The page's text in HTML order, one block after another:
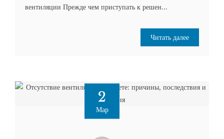
вентиляции Прежде чем приступать к решен...
Читать далее
2
Мар